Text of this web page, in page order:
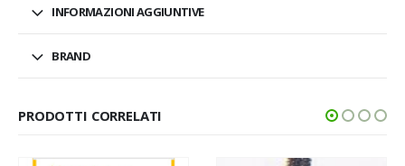
INFORMAZIONI AGGIUNTIVE
BRAND
PRODOTTI CORRELATI